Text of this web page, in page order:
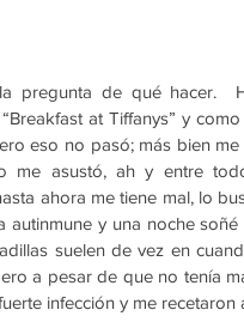
pregunta de qué hacer.
at Tiffanys” y
eso no pasó; más bien
me asustó, ah y entre
ahora me tiene mal, lo
y una noche soñé
suelen de vez en
a pesar de que no tenía
infección y me recetaron